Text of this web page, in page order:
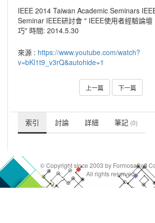
IEEE 2014 Taiwan Academic Seminars
Seminar IEEE研討會 " IEEE使用者經驗論壇
巧" 時間: 2014.5.30
來源 : https://www.youtube.com/watch?
v=bKl1t9_v3rQ&autohide=1
上一篇 下一篇
索引 討論 詳細 筆記 (0)
© Copyright since 2003 by FormosaSoft
All rights reserved.